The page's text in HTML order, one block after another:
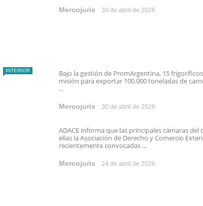
Mercojuris 30 de abril de 2026
Bajo la gestión de PromArgentina, 15
misión para exportar 100.000 toneladas de
...
Mercojuris 30 de abril de 2026
INTERIOR
ADACE informa que las principales cámaras
ellas la Asociación de Derecho y Comercio
recientemente convocadas ...
Mercojuris 24 de abril de 2026